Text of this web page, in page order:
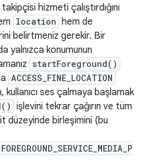
hizmeti çalıştırdığını
location hem de
belirtmeniz gerekir. Bir
yalnızca konumunun
startForeground()
ACCESS_FINE_LOCATION
kullanıcı ses çalmaya başlamak
işlevini tekrar çağırın ve tüm
düzeyinde birleşimini (bu